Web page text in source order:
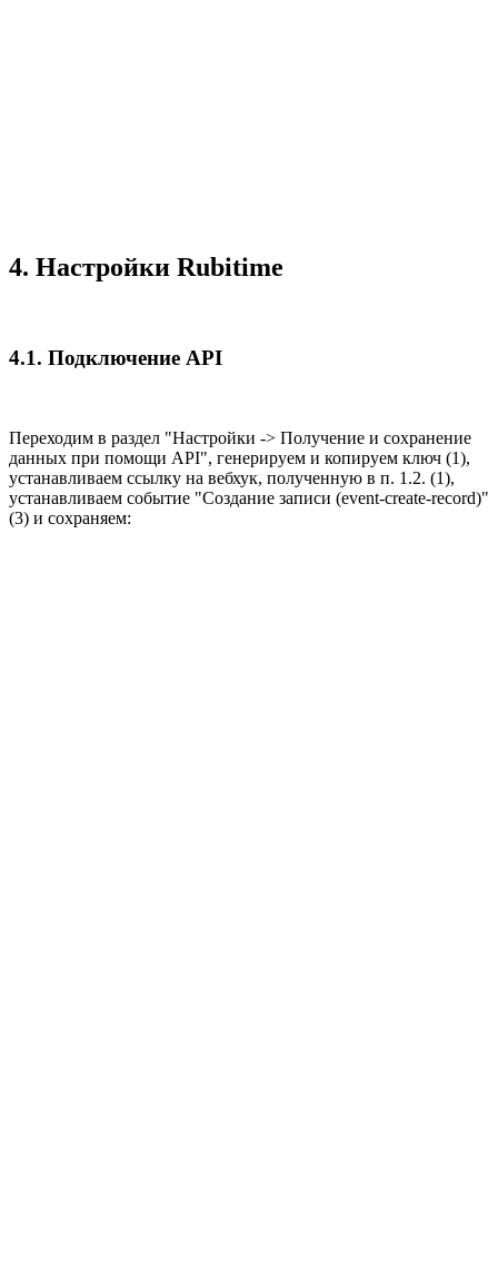
4. Настройки Rubitime
4.1. Подключение API
Переходим в раздел "Настройки -> Получение и сохранение
данных при помощи API", генерируем и копируем ключ (1),
устанавливаем ссылку на вебхук, полученную в п. 1.2. (1),
устанавливаем событие "Создание записи (event-create-record)"
(3) и сохраняем: